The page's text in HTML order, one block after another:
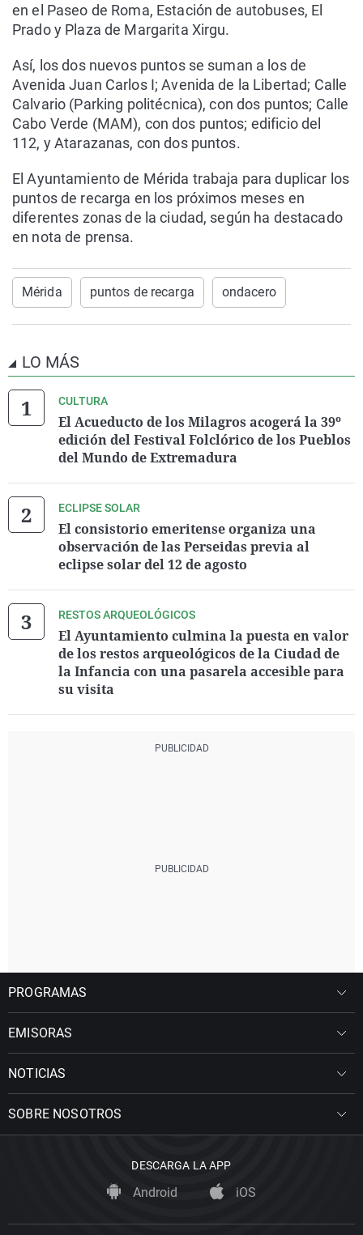
en el Paseo de Roma, Estación de autobuses, El
Prado y Plaza de Margarita Xirgu.
Así, los dos nuevos puntos se suman a los de
Avenida Juan Carlos I; Avenida de la Libertad; Calle
Calvario (Parking politécnica), con dos puntos; Calle
Cabo Verde (MAM), con dos puntos; edificio del
112, y Atarazanas, con dos puntos.
El Ayuntamiento de Mérida trabaja para duplicar los
puntos de recarga en los próximos meses en
diferentes zonas de la ciudad, según ha destacado
en nota de prensa.
Mérida puntos de recarga ondacero
LO MÁS
CULTURA
El Acueducto de los Milagros acogerá la 39º
edición del Festival Folclórico de los Pueblos
del Mundo de Extremadura
ECLIPSE SOLAR
El consistorio emeritense organiza una
observación de las Perseidas previa al
eclipse solar del 12 de agosto
RESTOS ARQUEOLÓGICOS
El Ayuntamiento culmina la puesta en valor
de los restos arqueológicos de la Ciudad de
la Infancia con una pasarela accesible para
su visita
PROGRAMAS
EMISORAS
NOTICIAS
SOBRE NOSOTROS
DESCARGA LA APP
Android iOS